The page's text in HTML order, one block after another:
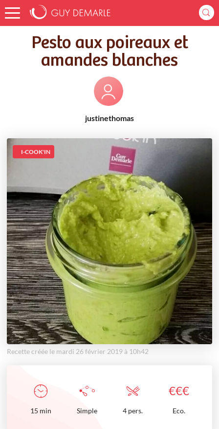
Accueil
Recettes
Pesto aux poireaux et amandes blanches
Pesto aux poireaux et
amandes blanches
justinethomas
I-COOK'IN
Recette créée le mardi 26 février 2019 à 10h42
€€€
15 min Simple 4 pers. Eco.